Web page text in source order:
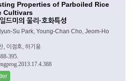
Properties of Parboiled Rice
Cultivars
드미의 물리·호화특성
Su Park, Young-Chan Cho, Jeom-Ho
, 이점호, 하기용
395.